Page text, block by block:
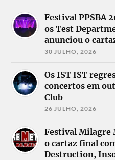
Festival PPSBA
os Test
anunciou o
30 JULHO, 2026
Os IST IST
concertos em
Club
26 JULHO, 2026
Festival Milagre
o cartaz final
Destruction,